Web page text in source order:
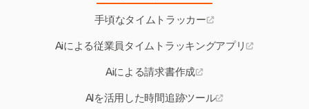
手頃なタイムトラッカー
Aiによる従業員タイムトラッキングアプリ
Aiによる請求書作成
AIを活用した時間追跡ツール